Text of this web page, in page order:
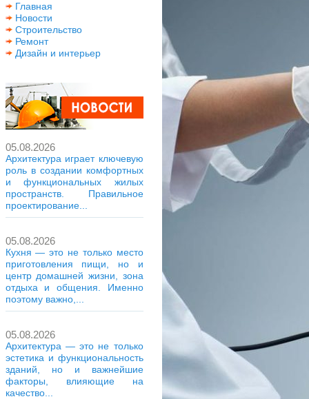
Главная
Новости
Строительство
Ремонт
Дизайн и интерьер
05.08.2026
Архитектура играет ключевую
роль в создании комфортных
и функциональных жилых
пространств. Правильное
проектирование...
05.08.2026
Кухня — это не только место
приготовления пищи, но и
центр домашней жизни, зона
отдыха и общения. Именно
поэтому важно,...
05.08.2026
Архитектура — это не только
эстетика и функциональность
зданий, но и важнейшие
факторы, влияющие на
качество...